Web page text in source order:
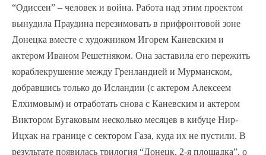
“Одиссеи” – человек и война. Работа над этим проектом
вынудила Праудина перезимовать в прифронтовой зоне
Донецка вместе с художником Игорем Каневским и
актером Иваном Решетняком. Она заставила его пережить
кораблекрушение между Гренландией и Мурманском,
добравшись только до Исландии (с актером Алексеем
Елхимовым) и отработать снова с Каневским и актером
Виктором Бугаковым несколько месяцев в кибуце Нир-
Ицхак на границе с сектором Газа, куда их не пустили. В
результате появилась трилогия “Донецк. 2-я площадка”, о